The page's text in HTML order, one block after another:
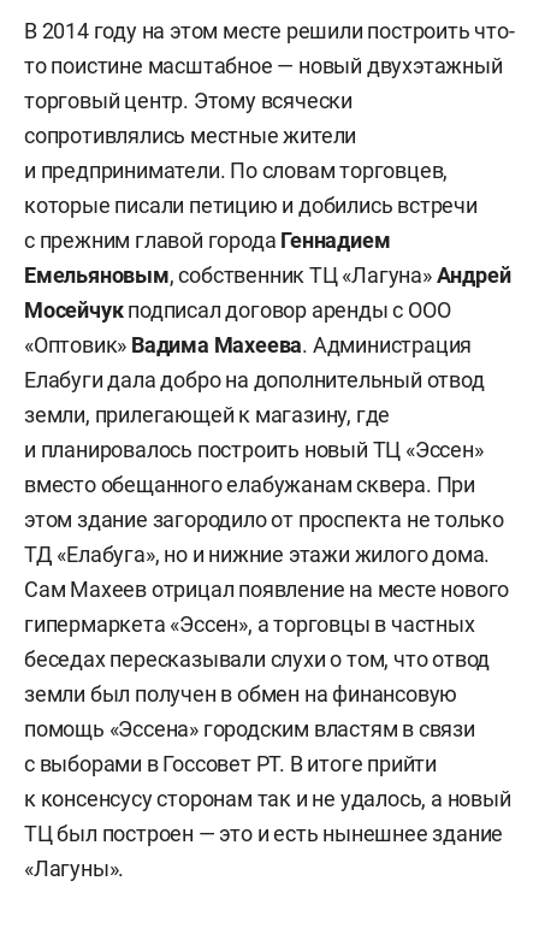
В 2014 году на этом месте решили построить что-
то поистине масштабное — новый двухэтажный
торговый центр. Этому всячески
сопротивлялись местные жители
и предприниматели. По словам торговцев,
которые писали петицию и добились встречи
с прежним главой города Геннадием
Емельяновым, собственник ТЦ «Лагуна»Андрей
Мосейчукподписал договор аренды с ООО
«Оптовик» Вадима Махеева. Администрация
Елабуги дала добро на дополнительный отвод
земли, прилегающей к магазину, где
и планировалось построить новый ТЦ «Эссен»
вместо обещанного елабужанам сквера. При
этом здание загородило от проспекта не только
ТД «Елабуга», но и нижние этажи жилого дома.
Сам Махеев отрицал появление на месте нового
гипермаркета «Эссен», а торговцы в частных
беседах пересказывали слухи о том, что отвод
земли был получен в обмен на финансовую
помощь «Эссена» городским властям в связи
с выборами в Госсовет РТ. В итоге прийти
к консенсусу сторонам так и не удалось, а новый
ТЦ был построен — это и есть нынешнее здание
«Лагуны».